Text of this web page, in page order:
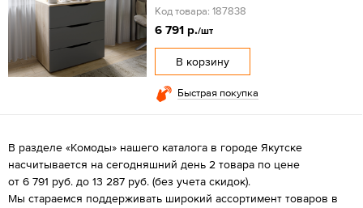
Код товара: 187838
6 791 р./шт
В корзину
Быстрая покупка
В разделе «Комоды» нашего каталога в городе Якутске
насчитывается на сегодняшний день 2 товара по цене
от 6 791 руб. до 13 287 руб. (без учета скидок).
Мы стараемся поддерживать широкий ассортимент товаров в